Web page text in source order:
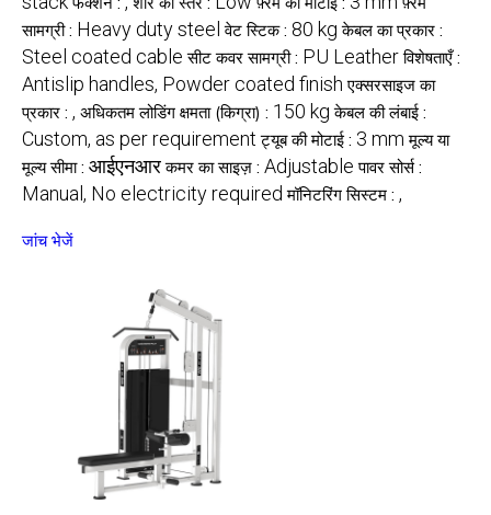
सामग्री : Heavy duty steel वेट स्टिक : 80 kg केबल का प्रकार :
Steel coated cable सीट कवर सामग्री : PU Leather विशेषताएँ :
Antislip handles, Powder coated finish एक्सरसाइज का
प्रकार : , अधिकतम लोडिंग क्षमता (किग्रा) : 150 kg केबल की लंबाई :
Custom, as per requirement ट्यूब की मोटाई : 3 mm मूल्य या
मूल्य सीमा : आईएनआर कमर का साइज़ : Adjustable पावर सोर्स :
Manual, No electricity required मॉनिटरिंग सिस्टम : ,
जांच भेजें